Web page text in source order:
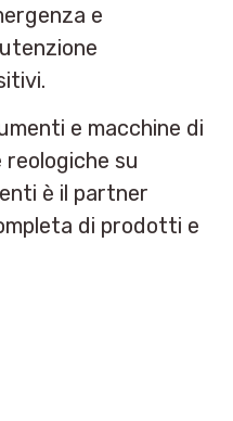
e
e macchine di
su
è il partner
di prodotti e